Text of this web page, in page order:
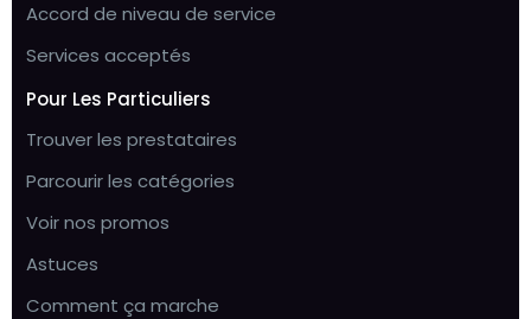
Accord de niveau de service
Services acceptés
Pour Les Particuliers
Trouver les prestataires
Parcourir les catégories
Voir nos promos
Astuces
Comment ça marche